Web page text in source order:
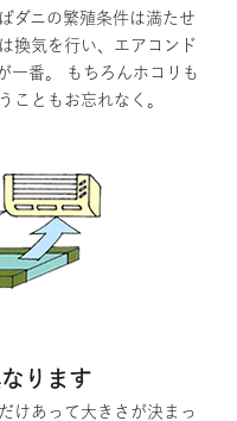
ダニの繁殖条件は満たせ
換気を行い、エアコンド
一番。 もちろんホコリも
こともお忘れなく。
ります
けあって大きさが決まっ